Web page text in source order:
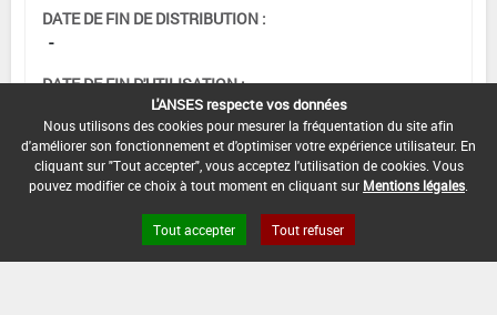
DATE DE FIN DE DISTRIBUTION :
-
DATE DE FIN D'UTILISATION :
L'ANSES respecte vos données
Nous utilisons des cookies pour mesurer la fréquentation du site afin
d'améliorer son fonctionnement et d'optimiser votre expérience utilisateur. En
cliquant sur "Tout accepter", vous acceptez l'utilisation de cookies. Vous
pouvez modifier ce choix à tout moment en cliquant sur Mentions légales
Tout accepter Tout refuser